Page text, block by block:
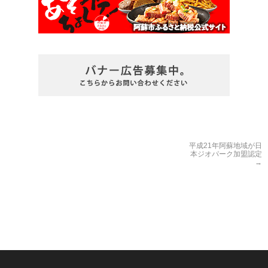
平成21年阿蘇地域が日
本ジオパーク加盟認定
→